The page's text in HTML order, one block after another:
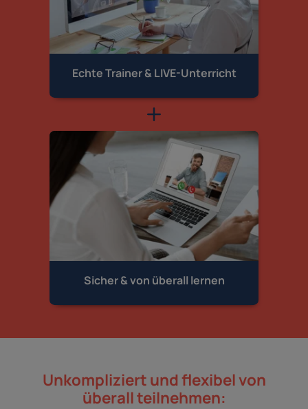
Echte Trainer & LIVE-Unterricht
Sicher & von überall lernen
Unkompliziert und flexibel von
überall teilnehmen: